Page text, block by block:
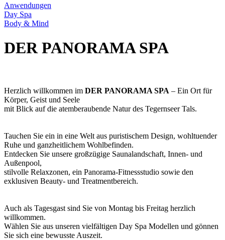
Anwendungen
Day Spa
Body & Mind
DER PANORAMA SPA
Herzlich willkommen im DER PANORAMA SPA – Ein Ort für
Körper, Geist und Seele
mit Blick auf die atemberaubende Natur des Tegernseer Tals.
Tauchen Sie ein in eine Welt aus puristischem Design, wohltuender
Ruhe und ganzheitlichem Wohlbefinden.
Entdecken Sie unsere großzügige Saunalandschaft, Innen- und
Außenpool,
stilvolle Relaxzonen, ein Panorama-Fitnessstudio sowie den
exklusiven Beauty- und Treatmentbereich.
Auch als Tagesgast sind Sie von Montag bis Freitag herzlich
willkommen.
Wählen Sie aus unseren vielfältigen Day Spa Modellen und gönnen
Sie sich eine bewusste Auszeit.